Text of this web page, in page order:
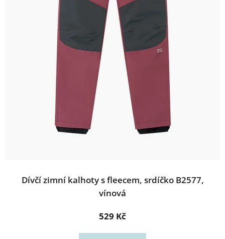
Dívčí zimní kalhoty s fleecem, srdíčko B2577,
vínová
529 Kč